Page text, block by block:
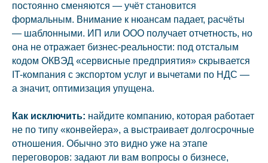
постоянно сменяются — учёт становится
формальным. Внимание к нюансам падает, расчёты
— шаблонными. ИП или ООО получает отчетность, но
она не отражает бизнес-реальности: под отсталым
кодом ОКВЭД «сервисные предприятия» скрывается
IT-компания с экспортом услуг и вычетами по НДС —
а значит, оптимизация упущена.
Как исключить: найдите компанию, которая работает
не по типу «конвейера», а выстраивает долгосрочные
отношения. Обычно это видно уже на этапе
переговоров: задают ли вам вопросы о бизнесе,